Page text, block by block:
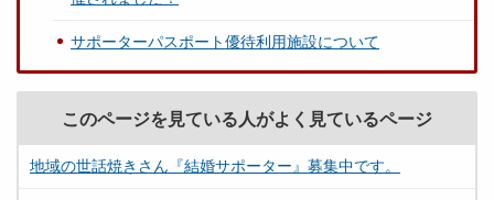
サポーターパスポート優待利用施設について
このページを見ている人がよく見ているページ
地域の世話焼きさん『結婚サポーター』募集中です。